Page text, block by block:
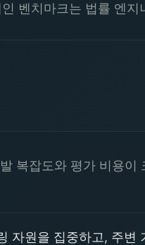
벤치마크는 법률 엔지
복잡도와 평가 비용이
자원을 집중하고, 주변